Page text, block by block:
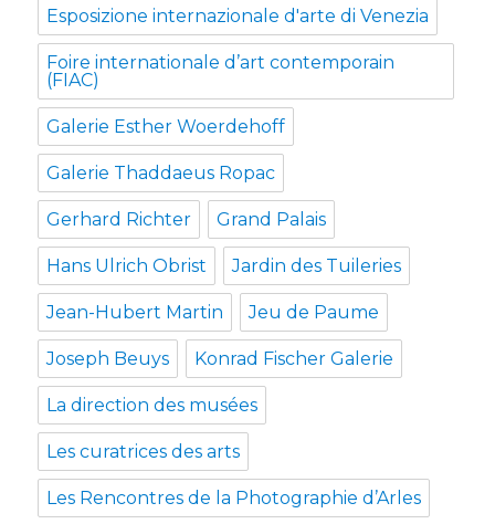
Esposizione internazionale d'arte di Venezia
Foire internationale d’art contemporain
(FIAC)
Galerie Esther Woerdehoff
Galerie Thaddaeus Ropac
Gerhard Richter Grand Palais
Hans Ulrich Obrist Jardin des Tuileries
Jean-Hubert Martin Jeu de Paume
Joseph Beuys Konrad Fischer Galerie
La direction des musées
Les curatrices des arts
Les Rencontres de la Photographie d’Arles